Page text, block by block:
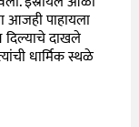
आजही पाहायला
दिल्याचे दाखले
धार्मिक स्थळे